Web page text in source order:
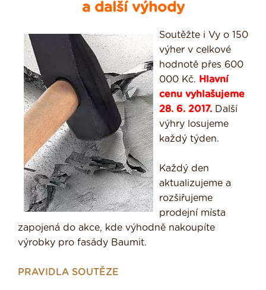
a další výhody
Soutěžte i Vy o 150
výher v celkové
hodnotě přes 600
000 Kč. Hlavní
cenu vyhlašujeme
28. 6. 2017. Další
výhry losujeme
každý týden.
Každý den
aktualizujeme a
rozšiřujeme
prodejní místa
zapojená do akce, kde výhodně nakoupíte
výrobky pro fasády Baumit.
PRAVIDLA SOUTĚZE